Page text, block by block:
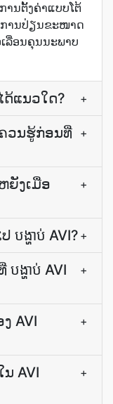
ານ​ຕັ້ງ​ຄ່າ​ແບບ​ໂຕ້​
ການ​ປ່ຽນ​ຂະ​ໜາດ
ລື່ອນ​ຄຸນ​ນະ​ພາບ​
ດ້ແນວໃດ? +
ວນຮູ້ກ່ອນທີ່ +
ຍັງເມື່ອ
+
ង្ហាប់ AVI? +
ហាប់ AVI
+
AVI
+
AVI
+